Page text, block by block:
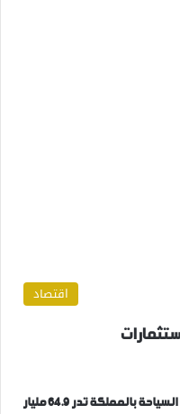
اقتصاد
السياحة بالمملكة تدر 64.9 مليار